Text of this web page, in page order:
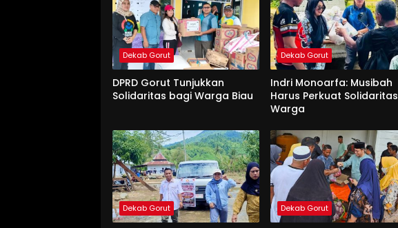
Dekab Gorut
DPRD Gorut Tunjukkan
Solidaritas bagi Warga Biau
Dekab Gorut
Indri Monoarfa: Musibah
Harus Perkuat Solidaritas
Warga
Dekab Gorut Dekab Gorut